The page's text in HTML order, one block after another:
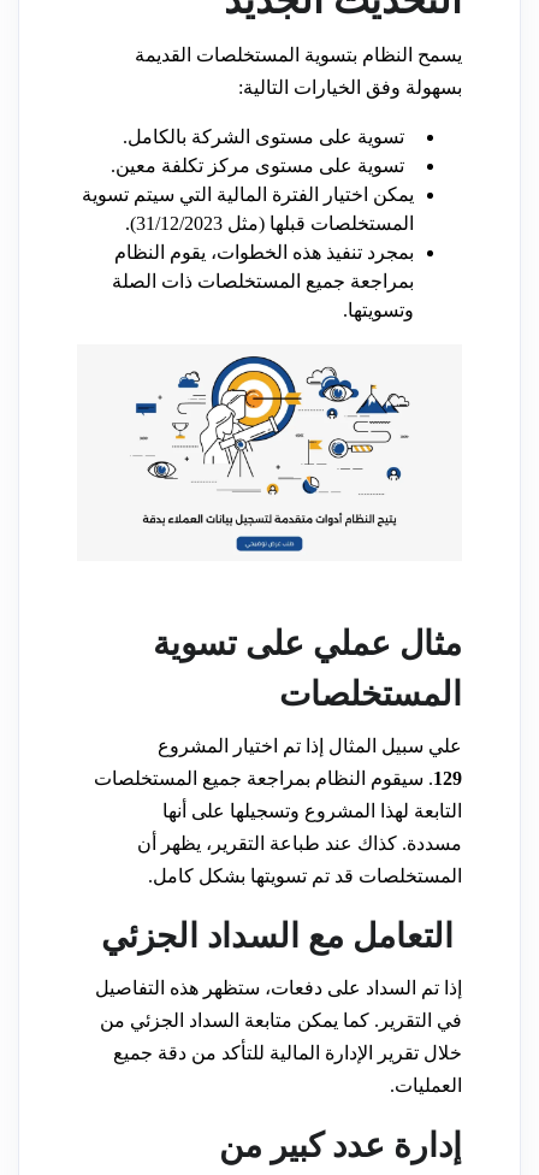
يسمح النظام بتسوية المستخلصات القديمة
بسهولة وفق الخيارات التالية:
تسوية على مستوى الشركة بالكامل.
تسوية على مستوى مركز تكلفة معين.
يمكن اختيار الفترة المالية التي سيتم تسوية
المستخلصات قبلها (مثل 31/12/2023).
بمجرد تنفيذ هذه الخطوات، يقوم النظام
بمراجعة جميع المستخلصات ذات الصلة
وتسويتها.
مثال عملي على تسوية
المستخلصات
علي سبيل المثال إذا تم اختيار المشروع
129. سيقوم النظام بمراجعة جميع المستخلصات
التابعة لهذا المشروع وتسجيلها على أنها
مسددة. كذاك عند طباعة التقرير، يظهر أن
المستخلصات قد تم تسويتها بشكل كامل.
التعامل مع السداد الجزئي
إذا تم السداد على دفعات، ستظهر هذه التفاصيل
في التقرير. كما يمكن متابعة السداد الجزئي من
خلال تقرير الإدارة المالية للتأكد من دقة جميع
العمليات.
إدارة عدد كبير من